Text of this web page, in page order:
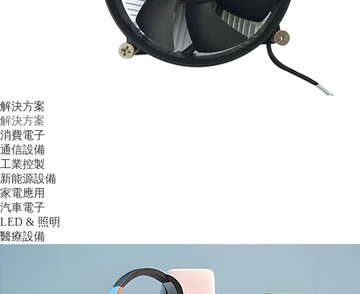
解決方案
解決方案
消費電子
通信設備
工業控製
新能源設備
家電應用
汽車電子
LED & 照明
醫療設備